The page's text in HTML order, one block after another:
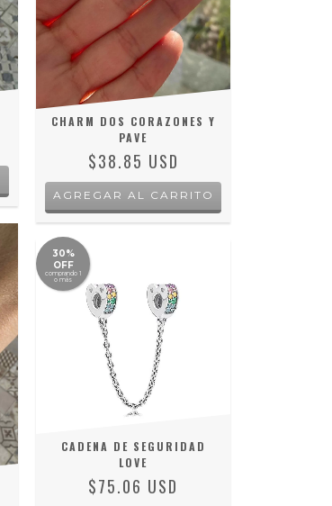
CHARM DOS CORAZONES Y
PAVE
$38.85 USD
30%
OFF
comprando 1
o más
CADENA DE SEGURIDAD
LOVE
$75.06 USD